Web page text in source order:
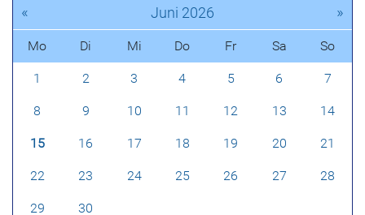
« Juni 2026 »
Mo Di Mi Do Fr Sa So
1 2 3 4 5 6 7
8 9 10 11 12 13 14
15 16 17 18 19 20 21
22 23 24 25 26 27 28
29 30